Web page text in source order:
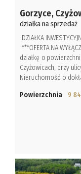
Gorzyce,
działka na sprzedaż
DZIAŁKA
***OFERTA NA
działkę o
Czyżowicach, przy
Nieruchomość o
Powierzchnia 9